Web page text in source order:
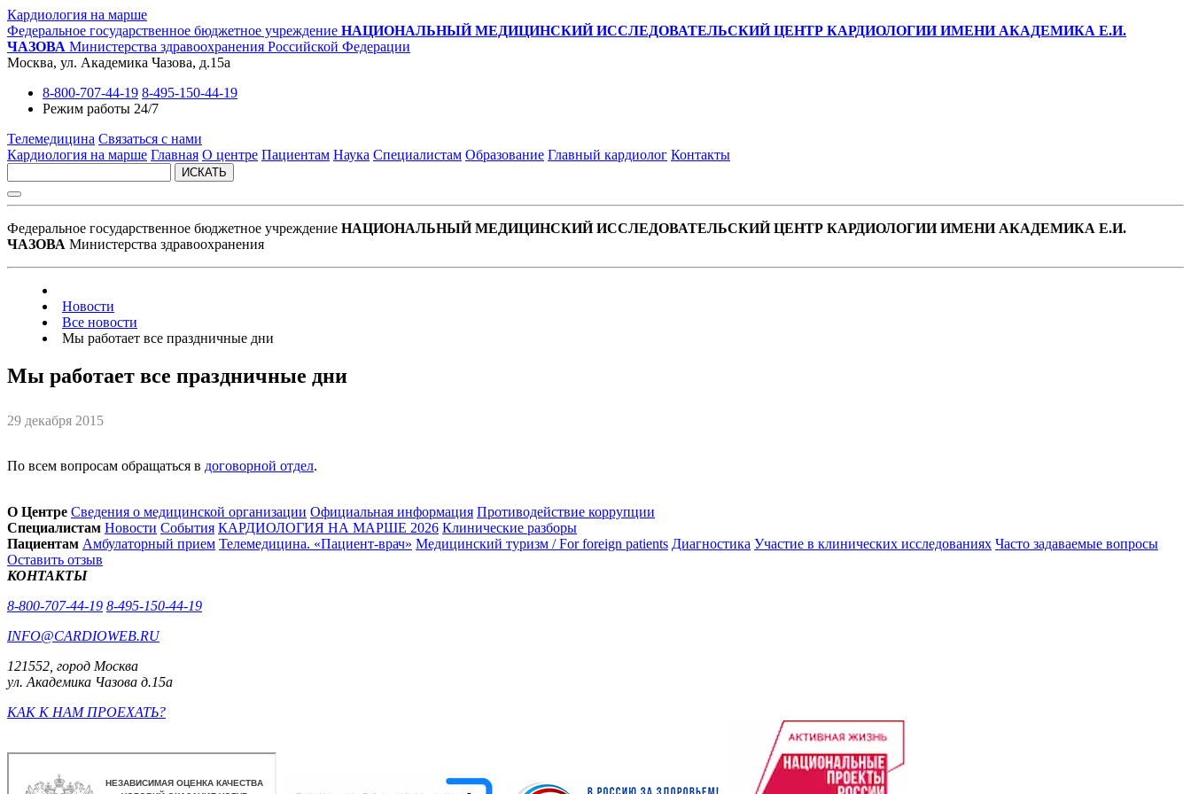
Кардиология на марше
Федеральное государственное бюджетное учреждение НАЦИОНАЛЬНЫЙ МЕДИЦИНСКИЙ ИССЛЕДОВАТЕЛЬСКИЙ ЦЕНТР КАРДИОЛОГИИ ИМЕНИ АКАДЕМИКА Е.И.
ЧАЗОВА Министерства здравоохранения Российской Федерации
Москва, ул. Академика Чазова, д.15а
8-800-707-44-19 8-495-150-44-19
Режим работы 24/7
Телемедицина Связаться с нами
Кардиология на марше Главная О центре Пациентам Наука Специалистам Образование Главный кардиолог Контакты
ИСКАТЬ
Федеральное государственное бюджетное учреждение НАЦИОНАЛЬНЫЙ МЕДИЦИНСКИЙ ИССЛЕДОВАТЕЛЬСКИЙ ЦЕНТР КАРДИОЛОГИИ ИМЕНИ АКАДЕМИКА Е.И.
ЧАЗОВА Министерства здравоохранения
Новости
Все новости
Мы работает все праздничные дни
Мы работает все праздничные дни
29 декабря 2015
По всем вопросам обращаться в договорной отдел.
О Центре Сведения о медицинской организации Официальная информация Противодействие коррупции
Специалистам Новости События КАРДИОЛОГИЯ НА МАРШЕ 2026 Клинические разборы
Пациентам Амбулаторный прием Телемедицина. «Пациент-врач» Медицинский туризм / For foreign patients Диагностика Участие в клинических исследованиях Часто задаваемые вопросы
Оставить отзыв
КОНТАКТЫ
8-800-707-44-19 8-495-150-44-19
INFO@CARDIOWEB.RU
121552, город Москва
ул. Академика Чазова д.15а
КАК К НАМ ПРОЕХАТЬ?